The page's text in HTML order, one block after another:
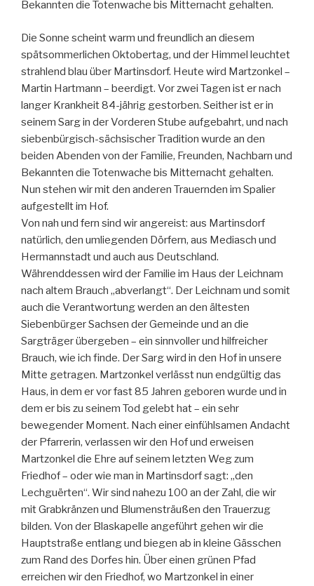
Bekannten die Totenwache bis Mitternacht gehalten.
Die Sonne scheint warm und freundlich an diesem
spätsommerlichen Oktobertag, und der Himmel leuchtet
strahlend blau über Martinsdorf. Heute wird Martzonkel –
Martin Hartmann – beerdigt. Vor zwei Tagen ist er nach
langer Krankheit 84-jährig gestorben. Seither ist er in
seinem Sarg in der Vorderen Stube aufgebahrt, und nach
siebenbürgisch-sächsischer Tradition wurde an den
beiden Abenden von der Familie, Freunden, Nachbarn und
Bekannten die Totenwache bis Mitternacht gehalten.
Nun stehen wir mit den anderen Trauernden im Spalier
aufgestellt im Hof.
Von nah und fern sind wir angereist: aus Martinsdorf
natürlich, den umliegenden Dörfern, aus Mediasch und
Hermannstadt und auch aus Deutschland.
Währenddessen wird der Familie im Haus der Leichnam
nach altem Brauch „abverlangt“. Der Leichnam und somit
auch die Verantwortung werden an den ältesten
Siebenbürger Sachsen der Gemeinde und an die
Sargträger übergeben – ein sinnvoller und hilfreicher
Brauch, wie ich finde. Der Sarg wird in den Hof in unsere
Mitte getragen. Martzonkel verlässt nun endgültig das
Haus, in dem er vor fast 85 Jahren geboren wurde und in
dem er bis zu seinem Tod gelebt hat – ein sehr
bewegender Moment. Nach einer einfühlsamen Andacht
der Pfarrerin, verlassen wir den Hof und erweisen
Martzonkel die Ehre auf seinem letzten Weg zum
Friedhof – oder wie man in Martinsdorf sagt: „den
Lechguërten“. Wir sind nahezu 100 an der Zahl, die wir
mit Grabkränzen und Blumensträußen den Trauerzug
bilden. Von der Blaskapelle angeführt gehen wir die
Hauptstraße entlang und biegen ab in kleine Gässchen
zum Rand des Dorfes hin. Über einen grünen Pfad
erreichen wir den Friedhof, wo Martzonkel in einer